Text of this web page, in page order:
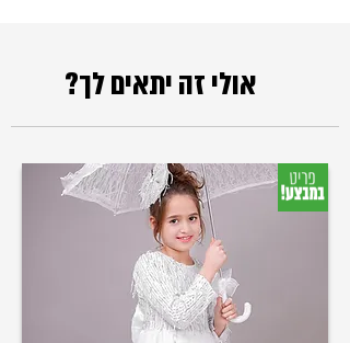
אולי זה יתאים לך?